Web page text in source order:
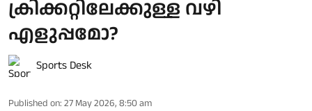
ക്രിക്കറ്റിലേക്കുള്ള വഴി
എളുപ്പമോ?
Sports Desk
Published on: 27 May 2026, 8:50 am